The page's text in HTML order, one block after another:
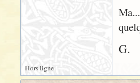
G.
Hors ligne